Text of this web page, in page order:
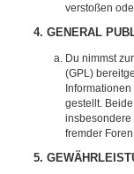
verstoßen
4. GENERAL
Du nimmst
(GPL)
gestellt.
insbesondere
fremder
5.